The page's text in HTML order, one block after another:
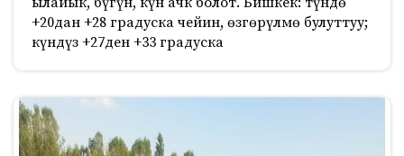
+20дан +28 градуска чейин, өзгөрүлмө булуттуу;
күндүз +27ден +33 градуска